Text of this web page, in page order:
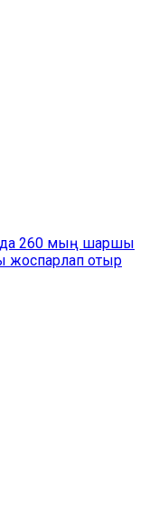
260 мың шаршы
жоспарлап отыр